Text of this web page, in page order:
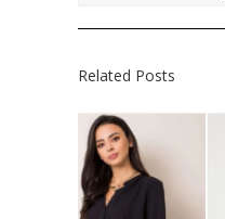
Related Posts